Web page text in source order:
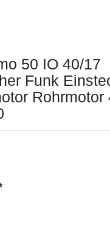
50 IO 40/17
Funk
Rohrmotor